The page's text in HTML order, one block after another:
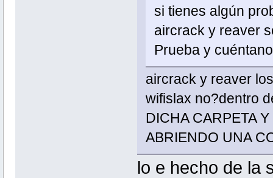
si tienes algún
aircrack y reaver
Prueba y
aircrack y reaver
wifislax no?dentro
DICHA CARPETA
ABRIENDO UNA
lo e hecho de la